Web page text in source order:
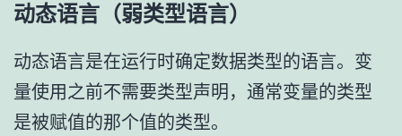
动态语言（弱类型语言）
动态语言是在运行时确定数据类型的语言。变
量使用之前不需要类型声明，通常变量的类型
是被赋值的那个值的类型。